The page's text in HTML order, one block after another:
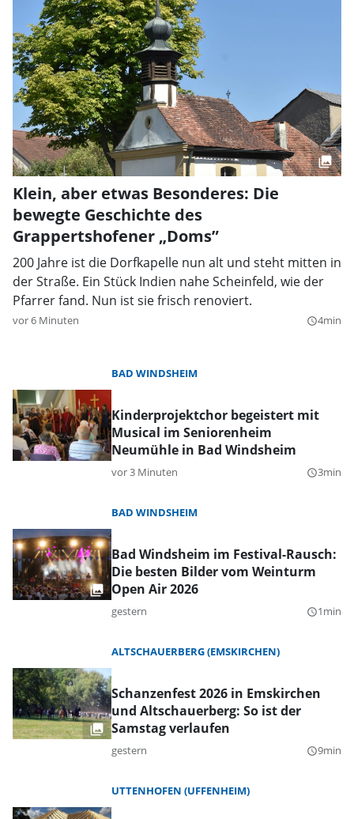
Klein, aber etwas Besonderes: Die
bewegte Geschichte des
Grappertshofener „Doms”
200 Jahre ist die Dorfkapelle nun alt und steht mitten in
der Straße. Ein Stück Indien nahe Scheinfeld, wie der
Pfarrer fand. Nun ist sie frisch renoviert.
vor 6 Minuten query_builder4min
BAD WINDSHEIM
Kinderprojektchor begeistert mit
Musical im Seniorenheim
Neumühle in Bad Windsheim
vor 3 Minuten query_builder3min
BAD WINDSHEIM
Bad Windsheim im Festival-Rausch:
Die besten Bilder vom Weinturm
Open Air 2026
gestern query_builder1min
ALTSCHAUERBERG (EMSKIRCHEN)
Schanzenfest 2026 in Emskirchen
und Altschauerberg: So ist der
Samstag verlaufen
gestern query_builder9min
UTTENHOFEN (UFFENHEIM)